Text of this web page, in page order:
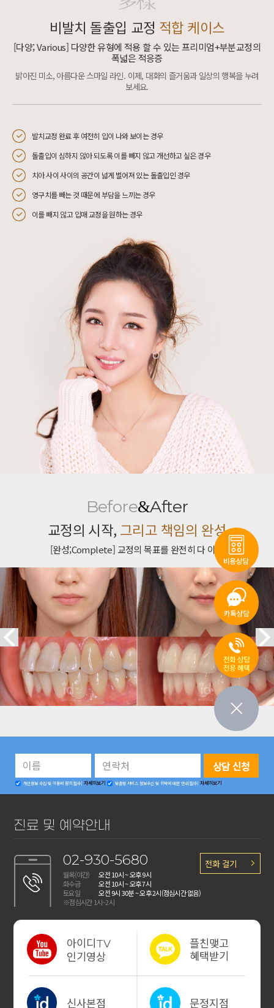
비발치 돌출입 교정 적합 케이스
[다양; Various] 다양한 유형에 적용 할 수 있는프리미엄+부분교정의
폭넓은 적응증
밝아진 미소, 아름다운 스마일 라인. 이제, 대화의 즐거움과 일상의 행복을 누려
보세요.
발치교정 완료 후 여전히 입이 나와 보이는 경우
돌출입이 심하지 않아 되도록 이를 빼지 않고 개선하고 싶은 경우
치아 사이 사이의 공간이 넓게 벌어져 있는 돌출입인 경우
영구치를 빼는 것 때문에 부담을 느끼는 경우
이를 빼지 않고 입매 교정을 원하는 경우
Before&After
교정의 시작, 그리고 책임의 완성
[완성;Complete] 교정의 목표를 완전히 다 이룸
개인정보 수집 및 이용에 동의[필수] 자세히보기 맞춤형 서비스 정보수신 및 위탁에 대한 안내[필수] 자세히보기
진료 및 예약안내
02-930-5680
월목(야간)
오전 10시 ~ 오후 9시
화수금
오전 10시 ~ 오후 7시
토요일
오전 9시 30분 ~ 오후 2시(점심시간 없음)
※점심시간 1시~2시
전화 걸기
아이디TV
인기영상
플친맺고
혜택받기
신사본점 문정지점